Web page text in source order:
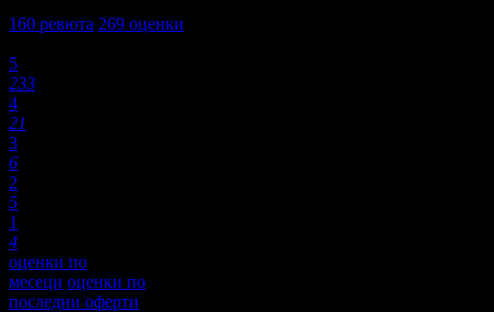
160 ревюта 269 оценки
5
233
4
21
3
6
2
5
1
4
оценки по
месеци оценки по
последни оферти